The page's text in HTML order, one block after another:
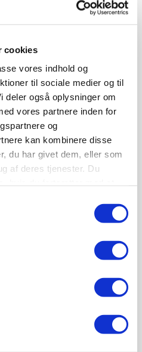
cookies
vores indhold og
til sociale medier og til
deler også oplysninger om
vores partnere inden for
og
kan kombinere disse
du har givet dem, eller som
af deres tjenester. Du